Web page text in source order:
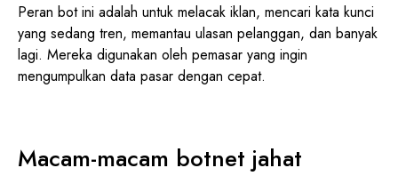
Peran bot ini adalah untuk melacak iklan, mencari kata kunci
yang sedang tren, memantau ulasan pelanggan, dan banyak
lagi. Mereka digunakan oleh pemasar yang ingin
mengumpulkan data pasar dengan cepat.
Macam-macam botnet jahat